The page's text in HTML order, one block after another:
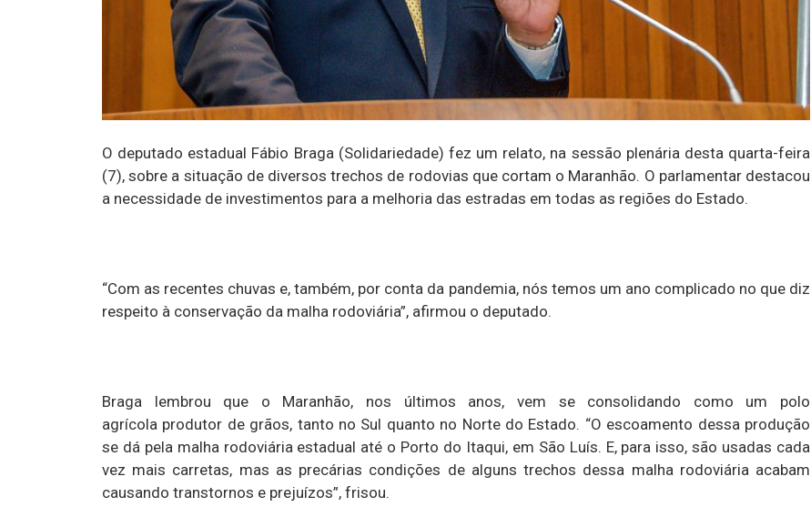
O deputado estadual Fábio Braga (Solidariedade) fez um relato, na sessão plenária desta quarta-feira
(7), sobre a situação de diversos trechos de rodovias que cortam o Maranhão. O parlamentar destacou
a necessidade de investimentos para a melhoria das estradas em todas as regiões do Estado.
“Com as recentes chuvas e, também, por conta da pandemia, nós temos um ano complicado no que diz
respeito à conservação da malha rodoviária”, afirmou o deputado.
Braga lembrou que o Maranhão, nos últimos anos, vem se consolidando como um polo
agrícola produtor de grãos, tanto no Sul quanto no Norte do Estado. “O escoamento dessa produção
se dá pela malha rodoviária estadual até o Porto do Itaqui, em São Luís. E, para isso, são usadas cada
vez mais carretas, mas as precárias condições de alguns trechos dessa malha rodoviária acabam
causando transtornos e prejuízos”, frisou.